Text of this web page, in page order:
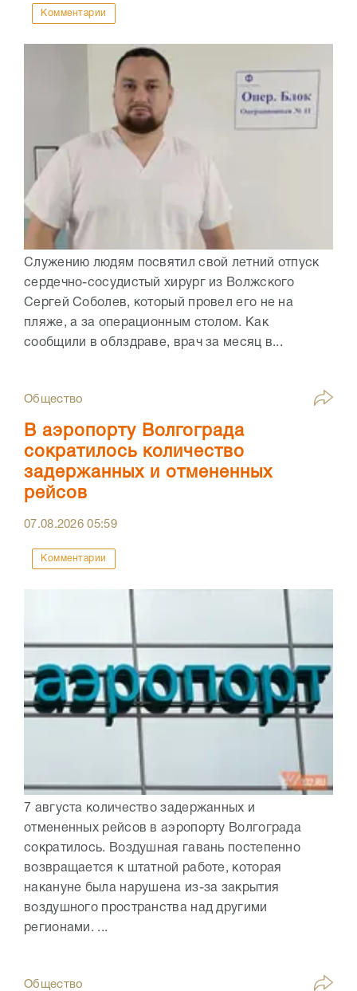
Комментарии
Служению людям посвятил свой летний отпуск
сердечно-сосудистый хирург из Волжского
Сергей Соболев, который провел его не на
пляже, а за операционным столом. Как
сообщили в облздраве, врач за месяц в...
Общество
В аэропорту Волгограда
сократилось количество
задержанных и отмененных
рейсов
07.08.202605:59
Комментарии
7 августа количество задержанных и
отмененных рейсов в аэропорту Волгограда
сократилось. Воздушная гавань постепенно
возвращается к штатной работе, которая
накануне была нарушена из-за закрытия
воздушного пространства над другими
регионами. ...
Общество